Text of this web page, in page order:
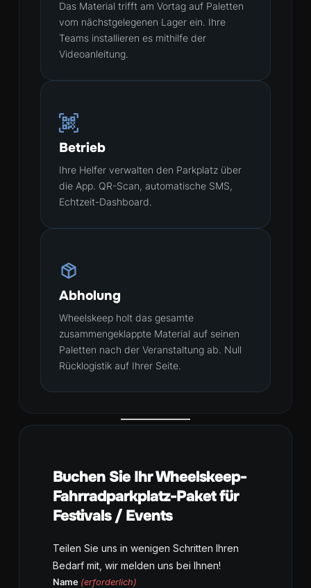
Das Material trifft am Vortag auf Paletten
vom nächstgelegenen Lager ein. Ihre
Teams installieren es mithilfe der
Videoanleitung.
Betrieb
Ihre Helfer verwalten den Parkplatz über
die App. QR-Scan, automatische SMS,
Echtzeit-Dashboard.
Abholung
Wheelskeep holt das gesamte
zusammengeklappte Material auf seinen
Paletten nach der Veranstaltung ab. Null
Rücklogistik auf Ihrer Seite.
Buchen Sie Ihr Wheelskeep-
Fahrradparkplatz-Paket für
Festivals / Events
Teilen Sie uns in wenigen Schritten Ihren
Bedarf mit, wir melden uns bei Ihnen!
Name (erforderlich)